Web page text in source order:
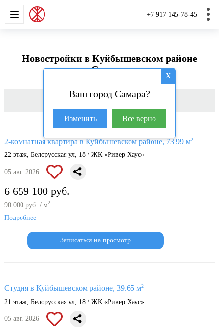
+7 917 145-78-45
НОВОСТРОЙКИ ДОМА И
X
Ваш город Самара?
Изменить Все верно
Новостройки в Куйбышевском районе
Самары
Фильтр
2-комнатная квартира в Куйбышевском районе, 73.99 м2
22 этаж, Белорусская ул, 18 / ЖК «Ривер Хаус»
05 авг. 2026
6 659 100 руб.
90 000 руб. / м2
Подробнее
Записаться на просмотр
Студия в Куйбышевском районе, 39.65 м2
21 этаж, Белорусская ул, 18 / ЖК «Ривер Хаус»
05 авг. 2026